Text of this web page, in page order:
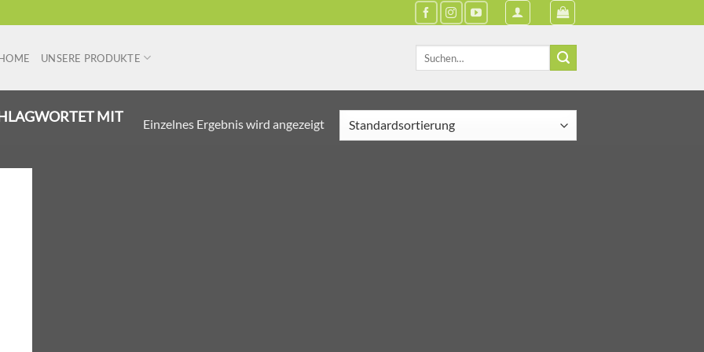
UNSERE PRODUKTE
MIT
Einzelnes Ergebnis wird angezeigt